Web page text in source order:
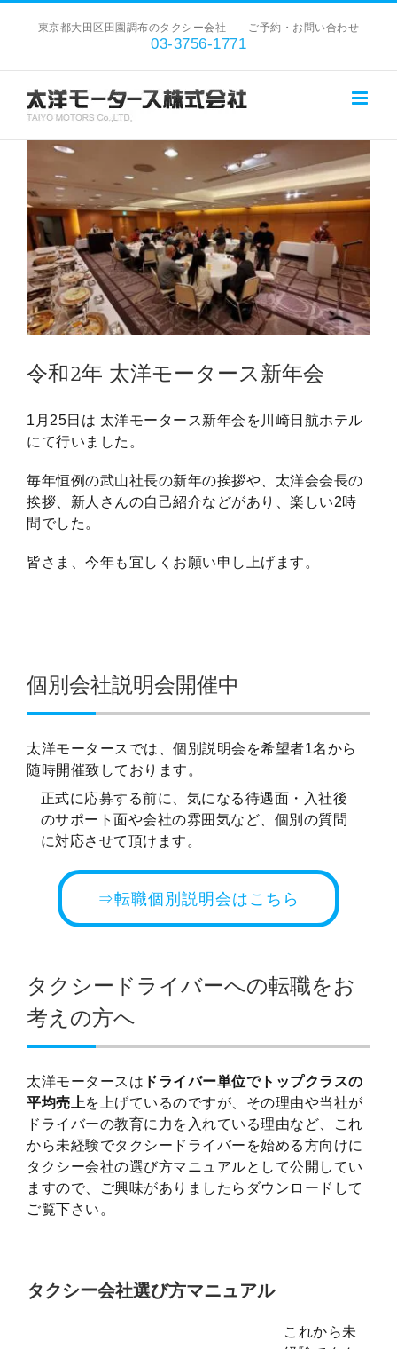
東京都大田区田園調布のタクシー会社 ご予約・お問い合わせ
03-3756-1771
View
Image
令和2年 太洋モータース新年会
1月25日は 太洋モータース新年会を川崎日航ホテル
にて行いました。
毎年恒例の武山社長の新年の挨拶や、太洋会会長の
挨拶、新人さんの自己紹介などがあり、楽しい2時
間でした。
皆さま、今年も宜しくお願い申し上げます。
個別会社説明会開催中
太洋モータースでは、個別説明会を希望者1名から
随時開催致しております。
正式に応募する前に、気になる待遇面・入社後
のサポート面や会社の雰囲気など、個別の質問
に対応させて頂けます。
⇒転職個別説明会はこちら
タクシードライバーへの転職をお
考えの方へ
太洋モータースは ドライバー単位でトップクラスの
平均売上を上げているのですが、その理由や当社が
ドライバーの教育に力を入れている理由など、これ
から未経験でタクシードライバーを始める方向けに
タクシー会社の選び方マニュアルとして公開してい
ますので、ご興味がありましたらダウンロードして
ご覧下さい。
タクシー会社選び方マニュアル
これから未